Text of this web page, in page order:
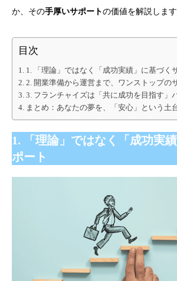
か、その手厚いサポートの価値を解説します
目次
1. 「理論」ではなく「成功実績」に基づく
2. 開業準備から運営まで、ワンストップの
3. フランチャイズは「共に成功を目指す」
まとめ：あなたの夢を、「安心」という土
1. 「理論」ではなく「成功実
ポート